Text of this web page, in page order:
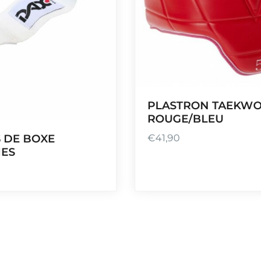
DE BOXE
PLASTRON
ROUGE/BLEU
€41,90